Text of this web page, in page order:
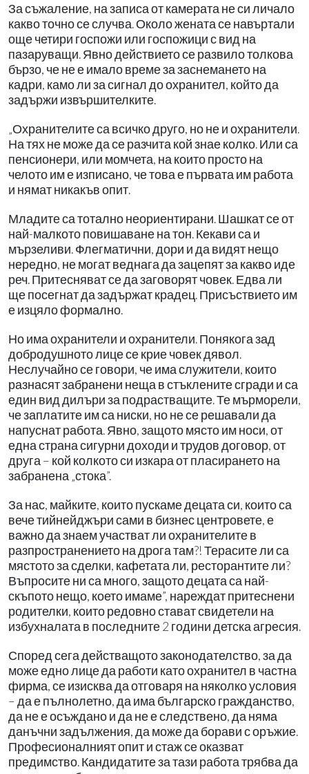
За съжаление, на записа от камерата не си личало
какво точно се случва. Около жената се навъртали
още четири госпожи или госпожици с вид на
пазаруващи. Явно действието се развило толкова
бързо, че не е имало време за заснемането на
кадри, камо ли за сигнал до охранител, който да
задържи извършителките.
„Охранителите са всичко друго, но не и охранители.
На тях не може да се разчита кой знае колко. Или са
пенсионери, или момчета, на които просто на
челото им е изписано, че това е първата им работа
и нямат никакъв опит.
Младите са тотално неориентирани. Шашкат се от
най-малкото повишаване на тон. Кекави са и
мързеливи. Флегматични, дори и да видят нещо
нередно, не могат веднага да зацепят за какво иде
реч. Притесняват се да заговорят човек. Едва ли
ще посегнат да задържат крадец. Присъствието им
е изцяло формално.
Но има охранители и охранители. Понякога зад
добродушното лице се крие човек дявол.
Неслучайно се говори, че има служители, които
разнасят забранени неща в стъклените сгради и са
един вид дилъри за подрастващите. Те мърморели,
че заплатите им са ниски, но не се решавали да
напуснат работа. Явно, защото място им носи, от
една страна сигурни доходи и трудов договор, от
друга – кой колкото си изкара от пласирането на
забранена „стока”.
За нас, майките, които пускаме децата си, които са
вече тийнейджъри сами в бизнес центровете, е
важно да знаем участват ли охранителите в
разпространението на дрога там?! Терасите ли са
мястото за сделки, кафетата ли, ресторантите ли?
Въпросите ни са много, защото децата са най-
скъпото нещо, което имаме”, нареждат притеснени
родителки, които редовно стават свидетели на
избухналата в последните 2 години детска агресия.
Според сега действащото законодателство, за да
може едно лице да работи като охранител в частна
фирма, се изисква да отговаря на няколко условия
– да е пълнолетно, да има българско гражданство,
да не е осъждано и да не е следствено, да няма
данъчни задължения, да може да борави с оръжие.
Професионалният опит и стаж се оказват
предимство. Кандидатите за тази работа трябва да